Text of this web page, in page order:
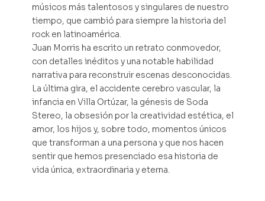
músicos más talentosos y singulares de nuestro
tiempo, que cambió para siempre la historia del
rock en latinoamérica.
Juan Morris ha escrito un retrato conmovedor,
con detalles inéditos y una notable habilidad
narrativa para reconstruir escenas desconocidas.
La última gira, el accidente cerebro vascular, la
infancia en Villa Ortúzar, la génesis de Soda
Stereo, la obsesión por la creatividad estética, el
amor, los hijos y, sobre todo, momentos únicos
que transforman a una persona y que nos hacen
sentir que hemos presenciado esa historia de
vida única, extraordinaria y eterna.